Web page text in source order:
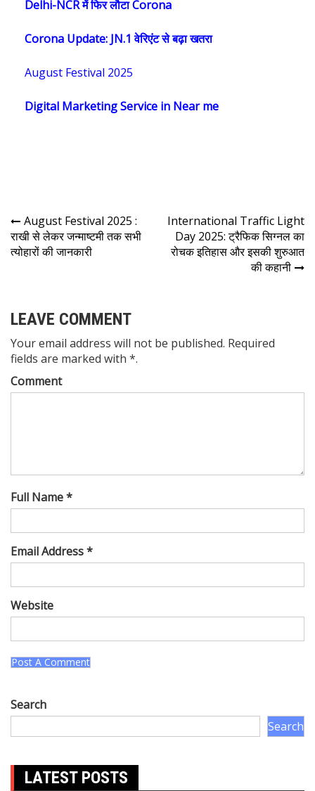
Delhi-NCR में फिर लौटा Corona
Corona Update: JN.1 वेरिएंट से बढ़ा खतरा
August Festival 2025
Digital Marketing Service in Near me
August Festival 2025 :
राखी से लेकर जन्माष्टमी तक सभी
त्योहारों की जानकारी
International Traffic Light
Day 2025: ट्रैफिक सिग्नल का
रोचक इतिहास और इसकी शुरुआत
की कहानी
LEAVE COMMENT
Your email address will not be published. Required
fields are marked with *.
Comment
Full Name *
Email Address *
Website
Search
Search
LATEST POSTS